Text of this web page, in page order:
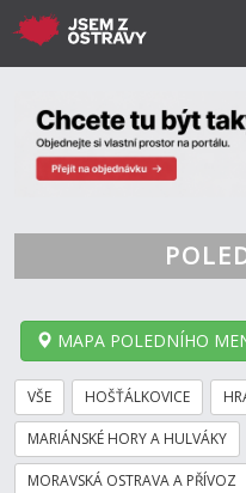
MAPA POLEDNÍHO
VŠE HOŠŤÁLKOVICE
MARIÁNSKÉ HORY A HULVÁKY
MORAVSKÁ OSTRAVA A PŘÍVOZ